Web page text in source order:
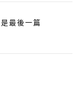
最後一篇